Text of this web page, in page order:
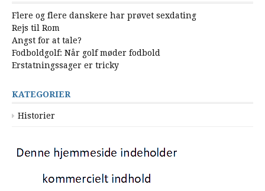
Flere og flere danskere har prøvet sexdating
Rejs til Rom
Angst for at tale?
Fodboldgolf: Når golf møder fodbold
Erstatningssager er tricky
KATEGORIER
Historier